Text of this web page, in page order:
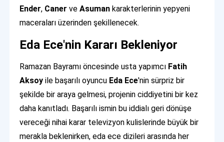
Ender, Caner veAsuman karakterlerinin yepyeni
maceraları üzerinden şekillenecek.
Eda Ece'nin Kararı Bekleniyor
Ramazan Bayramı öncesinde usta yapımcı Fatih
Aksoy ile başarılı oyuncu Eda Ece'nin sürpriz bir
şekilde bir araya gelmesi, projenin ciddiyetini bir kez
daha kanıtladı. Başarılı ismin bu iddialı geri dönüşe
vereceği nihai karar televizyon kulislerinde büyük bir
merakla beklenirken, eda ece dizileri arasında her